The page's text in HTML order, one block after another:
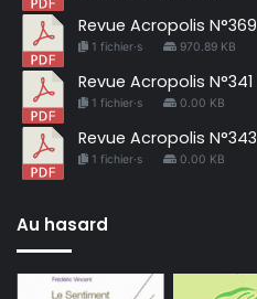
Revue Acropolis N°369
1 fichier·s 970.89 KB
Revue Acropolis N°341
1 fichier·s 0.00 KB
Revue Acropolis N°343
1 fichier·s 0.00 KB
Au hasard